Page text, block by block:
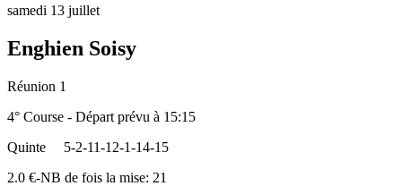
samedi 13 juillet
Enghien Soisy
Réunion 1
4° Course - Départ prévu à 15:15
Quinte
5-2-11-12-1-14-15
2.0 €-NB de fois la mise: 21